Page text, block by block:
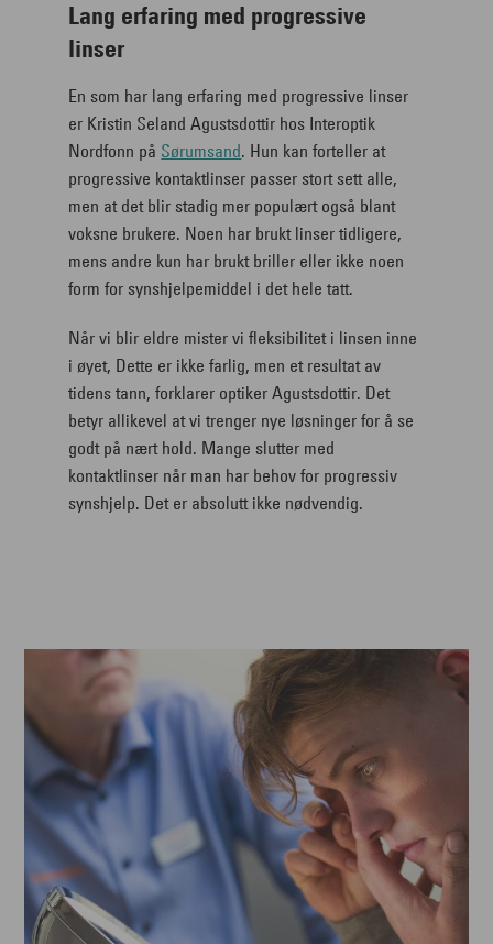
Lang erfaring med progressive
linser
En som har lang erfaring med progressive linser
er Kristin Seland Agustsdottir hos Interoptik
Nordfonn på Sørumsand. Hun kan forteller at
progressive kontaktlinser passer stort sett alle,
men at det blir stadig mer populært også blant
voksne brukere. Noen har brukt linser tidligere,
mens andre kun har brukt briller eller ikke noen
form for synshjelpemiddel i det hele tatt.
Når vi blir eldre mister vi fleksibilitet i linsen inne
i øyet, Dette er ikke farlig, men et resultat av
tidens tann, forklarer optiker Agustsdottir. Det
betyr allikevel at vi trenger nye løsninger for å se
godt på nært hold. Mange slutter med
kontaktlinser når man har behov for progressiv
synshjelp. Det er absolutt ikke nødvendig.